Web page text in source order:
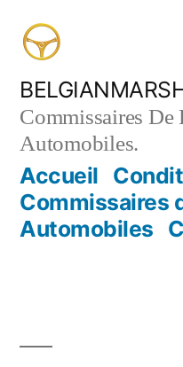
contenu
Commissaires De
Automobiles.
Accueil
Commissaires
Automobiles